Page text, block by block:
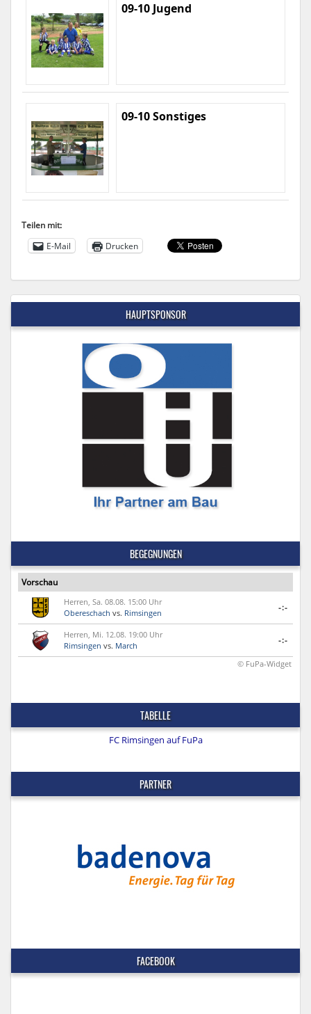
09-10 Jugend
09-10 Sonstiges
Teilen mit:
E-Mail
Drucken
HAUPTSPONSOR
BEGEGNUNGEN
Vorschau
Herren, Sa. 08.08. 15:00 Uhr
Obereschach vs. Rimsingen
-:-
Herren, Mi. 12.08. 19:00 Uhr
Rimsingen vs. March
-:-
© FuPa-Widget
TABELLE
FC Rimsingen auf FuPa
PARTNER
FACEBOOK